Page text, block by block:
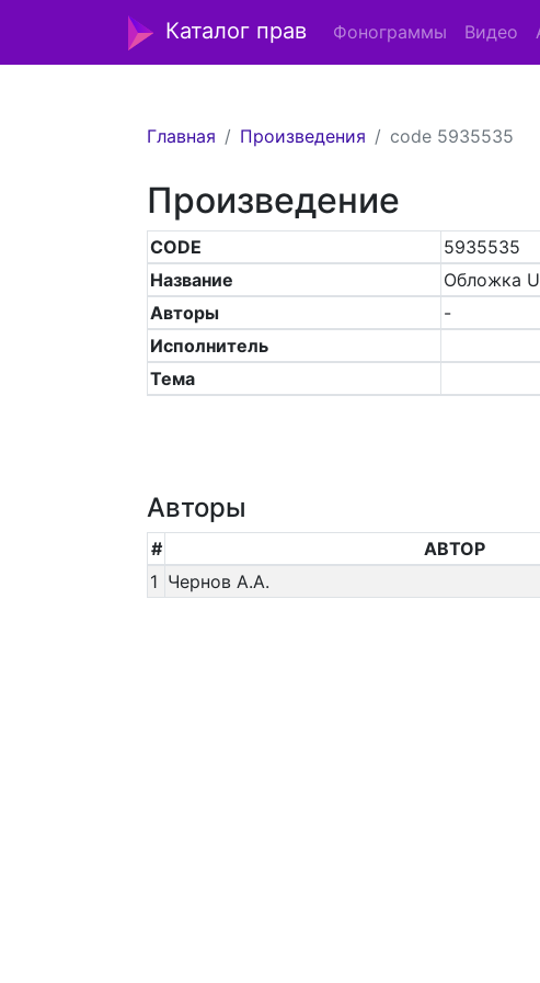
Каталог прав Фонограммы Видео
Главная Произведения code 5935535
Произведение
CODE
5935535
Название
Обложка
Авторы
-
Исполнитель
Тема
Авторы
# АВТОР
1 Чернов А.А.